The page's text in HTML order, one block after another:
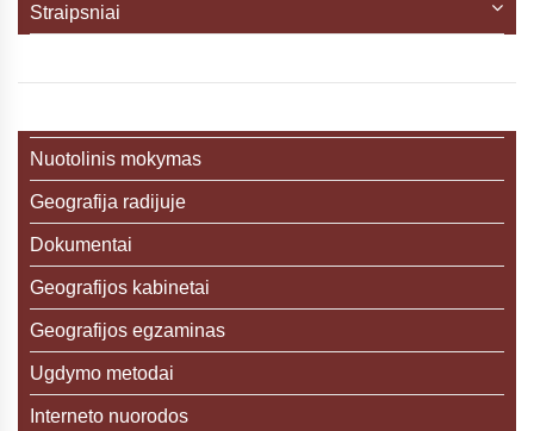
Straipsniai
Nuotolinis mokymas
Geografija radijuje
Dokumentai
Geografijos kabinetai
Geografijos egzaminas
Ugdymo metodai
Interneto nuorodos